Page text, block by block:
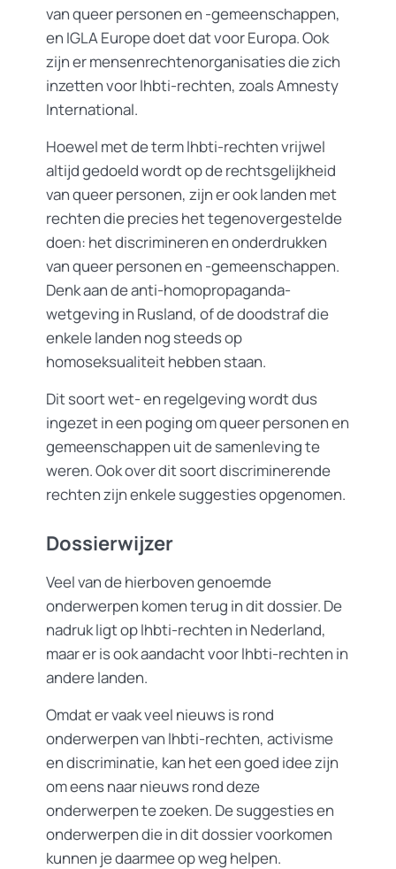
van queer personen en -gemeenschappen,
en IGLA Europe doet dat voor Europa. Ook
zijn er mensenrechtenorganisaties die zich
inzetten voor lhbti-rechten, zoals Amnesty
International.
Hoewel met de term lhbti-rechten vrijwel
altijd gedoeld wordt op de rechtsgelijkheid
van queer personen, zijn er ook landen met
rechten die precies het tegenovergestelde
doen: het discrimineren en onderdrukken
van queer personen en -gemeenschappen.
Denk aan de anti-homopropaganda-
wetgeving in Rusland, of de doodstraf die
enkele landen nog steeds op
homoseksualiteit hebben staan.
Dit soort wet- en regelgeving wordt dus
ingezet in een poging om queer personen en
gemeenschappen uit de samenleving te
weren. Ook over dit soort discriminerende
rechten zijn enkele suggesties opgenomen.
Dossierwijzer
Veel van de hierboven genoemde
onderwerpen komen terug in dit dossier. De
nadruk ligt op lhbti-rechten in Nederland,
maar er is ook aandacht voor lhbti-rechten in
andere landen.
Omdat er vaak veel nieuws is rond
onderwerpen van lhbti-rechten, activisme
en discriminatie, kan het een goed idee zijn
om eens naar nieuws rond deze
onderwerpen te zoeken. De suggesties en
onderwerpen die in dit dossier voorkomen
kunnen je daarmee op weg helpen.